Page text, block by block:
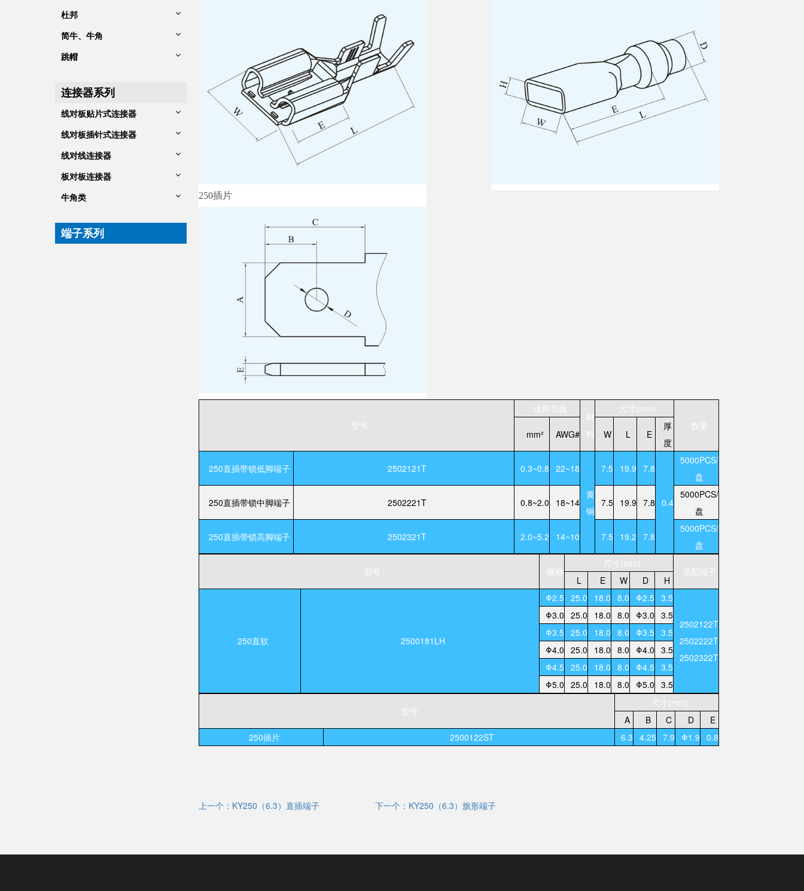
杜邦
简牛、牛角
跳帽
连接器系列
线对板贴片式连接器
线对板插针式连接器
线对线连接器
板对板连接器
牛角类
端子系列
250插片
型号
适用导线
材
料
尺寸(mm)
数量
mm² AWG# W L E
厚
度
250直插带锁低脚端子 2502121T 0.3~0.8 22~18
黄
铜
7.5 19.9 7.8
0.4
5000PCS/
盘
250直插带锁中脚端子 2502221T 0.8~2.0 18~14 7.5 19.9 7.8
5000PCS/
盘
250直插带锁高脚端子 2502321T 2.0~5.2 14~10 7.5 19.2 7.8
5000PCS/
盘
型号 规格
尺寸(mm)
适配端子
L E W D H
250直软 2500181LH
Φ2.5 25.0 18.0 8.0 Φ2.5 3.5
2502122T
2502222T
2502322T
Φ3.0 25.0 18.0 8.0 Φ3.0 3.5
Φ3.5 25.0 18.0 8.0 Φ3.5 3.5
Φ4.0 25.0 18.0 8.0 Φ4.0 3.5
Φ4.5 25.0 18.0 8.0 Φ4.5 3.5
Φ5.0 25.0 18.0 8.0 Φ5.0 3.5
型号
尺寸(mm)
A
B C D
E
250插片
2500122ST 6.3 4.25 7.9 Φ1.9 0.8
上一个：KY250（6.3）直插端子 下一个：KY250（6.3）旗形端子